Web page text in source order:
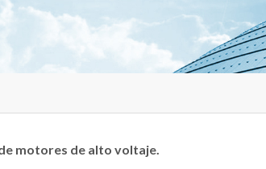
motores de alto voltaje.